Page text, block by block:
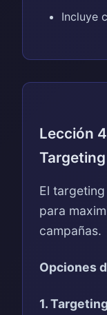
Incluye
Lección
El
para
campañas.
Opciones
1.